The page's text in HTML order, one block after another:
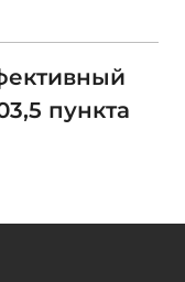
пункта